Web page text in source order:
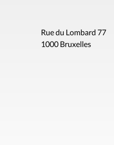
Rue du Lombard 77
1000 Bruxelles